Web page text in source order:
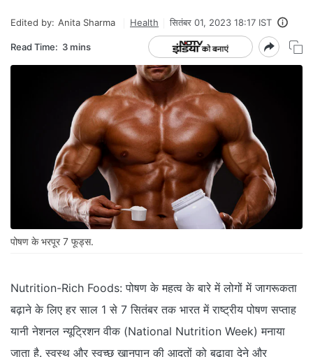
Edited by: Anita Sharma Health सितंबर 01, 2023 18:17 IST
Read Time: 3 mins
पोषण के भरपूर 7 फूड्स.
Nutrition-Rich Foods: पोषण के महत्व के बारे में लोगों में जागरूकता
बढ़ाने के लिए हर साल 1 से 7 सितंबर तक भारत में राष्ट्रीय पोषण सप्ताह
यानी नेशनल न्यूट्रिशन वीक (National Nutrition Week) मनाया
जाता है. स्वस्थ और स्वच्छ खानपान की आदतों को बढ़ावा देने और